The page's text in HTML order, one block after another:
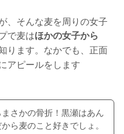
、そんな麦を周りの女子
で麦はほかの女子から
ります。なかでも、正面
アピールをします
さかの骨折！黒瀬はあん
ら麦のこと好きでしょ。